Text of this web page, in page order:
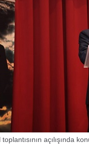
açılışında